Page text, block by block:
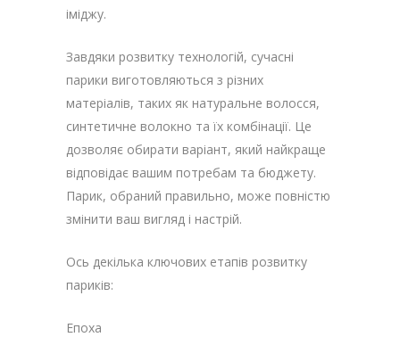
іміджу.
Завдяки розвитку технологій, сучасні
парики виготовляються з різних
матеріалів, таких як натуральне волосся,
синтетичне волокно та їх комбінації. Це
дозволяє обирати варіант, який найкраще
відповідає вашим потребам та бюджету.
Парик, обраний правильно, може повністю
змінити ваш вигляд і настрій.
Ось декілька ключових етапів розвитку
париків:
Епоха